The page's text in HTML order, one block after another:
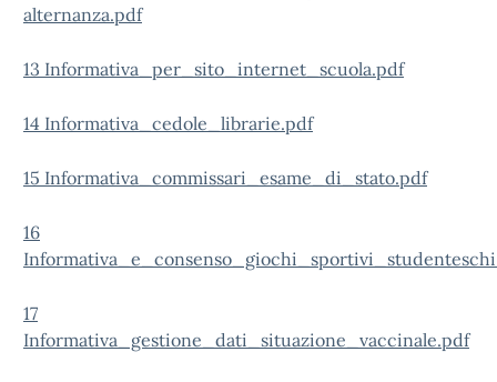
alternanza.pdf
13 Informativa_per_sito_internet_scuola.pdf
14 Informativa_cedole_librarie.pdf
15 Informativa_commissari_esame_di_stato.pdf
16
17
Informativa_gestione_dati_situazione_vaccinale.pdf